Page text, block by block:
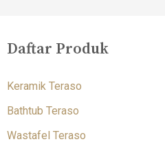
Daftar Produk
Keramik Teraso
Bathtub Teraso
Wastafel Teraso